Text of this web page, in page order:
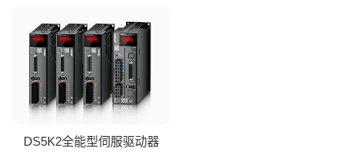
DS5K2全能型伺服驱动器